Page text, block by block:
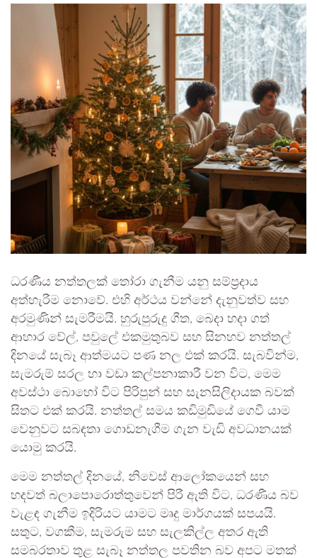
ධරණීය නත්තලක් තෝරා ගැනීම යනු සම්ප්‍රදාය
අත්හැරීම නොවේ. එහි අර්ථය වන්නේ දැනුවත්ව සහ
අරමුණින් සැමරීමයි. හුරුපුරුදු ගීත, බෙදා හදා ගත්
ආහාර වේල්, පවුලේ එකමුතුබව සහ සිනහව නත්තල්
දිනයේ සැබෑ ආත්මයට පණ නල එක් කරයි. සැබවින්ම,
සැමරුම් සරල හා වඩා කල්පනාකාරී වන විට, මෙම
අවස්ථා බොහෝ විට පිරිපුන් සහ සැනසිලිදායක බවක්
සිතට එක් කරයි. නත්තල් සමය කඩිමුඩියේ ගෙවී යාම
වෙනුවට සබඳතා ගොඩනැගීම ගැන වැඩි අවධානයක්
යොමු කරයි.
මෙම නත්තල් දිනයේ, නිවෙස් ආලෝකයෙන් සහ
හදවත් බලාපොරොත්තුවෙන් පිරී ඇති විට, ධරණීය බව
වැළඳ ගැනීම ඉදිරියට යාමට මෘදු මාර්ගයක් සපයයි.
සතුට, වගකීම, සැමරුම සහ සැලකිල්ල අතර ඇති
සමබරතාව තුළ සැබෑ නත්තල පවතින බව අපට මතක්